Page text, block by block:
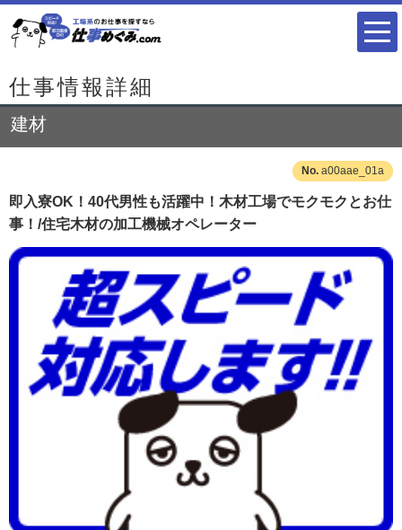
仕事情報詳細
建材
a00aae_01a
即入寮OK！40代男性も活躍中！木材工場でモクモクとお仕
事！/住宅木材の加工機械オペレーター